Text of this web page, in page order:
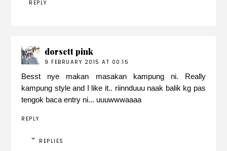
REPLY
dorsett pink
9 FEBRUARY 2015 AT 00:15
Besst nye makan masakan kampung ni. Really
kampung style and I like it.. riinnduuu naak balik kg pas
tengok baca entry ni... uuuwwwaaaa
REPLY
REPLIES